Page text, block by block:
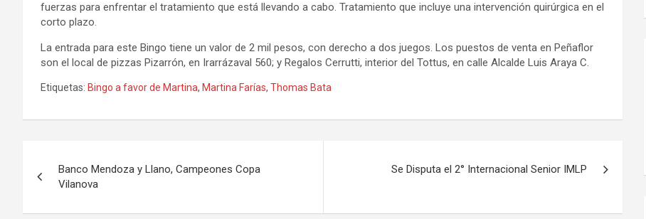
fuerzas para enfrentar el tratamiento que está llevando a cabo. Tratamiento que incluye una intervención quirúrgica en el
corto plazo.
La entrada para este Bingo tiene un valor de 2 mil pesos, con derecho a dos juegos. Los puestos de venta en Peñaflor
son el local de pizzas Pizarrón, en Irarrázaval 560; y Regalos Cerrutti, interior del Tottus, en calle Alcalde Luis Araya C.
Etiquetas: Bingo a favor de Martina, Martina Farías, Thomas Bata
de
entradas
Banco Mendoza y Llano, Campeones Copa
Vilanova
Se Disputa el 2° Internacional Senior IMLP